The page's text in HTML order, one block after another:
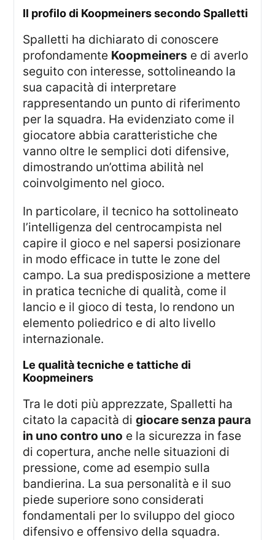
Il profilo di Koopmeiners secondo Spalletti
Spalletti ha dichiarato di conoscere
profondamente Koopmeiners e di averlo
seguito con interesse, sottolineando la
sua capacità di interpretare
rappresentando un punto di riferimento
per la squadra. Ha evidenziato come il
giocatore abbia caratteristiche che
vanno oltre le semplici doti difensive,
dimostrando un’ottima abilità nel
coinvolgimento nel gioco.
In particolare, il tecnico ha sottolineato
l’intelligenza del centrocampista nel
capire il gioco e nel sapersi posizionare
in modo efficace in tutte le zone del
campo. La sua predisposizione a mettere
in pratica tecniche di qualità, come il
lancio e il gioco di testa, lo rendono un
elemento poliedrico e di alto livello
internazionale.
Le qualità tecniche e tattiche di
Koopmeiners
Tra le doti più apprezzate, Spalletti ha
citato la capacità digiocare senza paura
in uno contro uno e la sicurezza in fase
di copertura, anche nelle situazioni di
pressione, come ad esempio sulla
bandierina. La sua personalità e il suo
piede superiore sono considerati
fondamentali per lo sviluppo del gioco
difensivo e offensivo della squadra.